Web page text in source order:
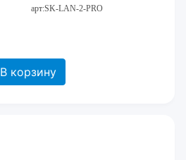
арт:SK-LAN-2-PRO
В корзину